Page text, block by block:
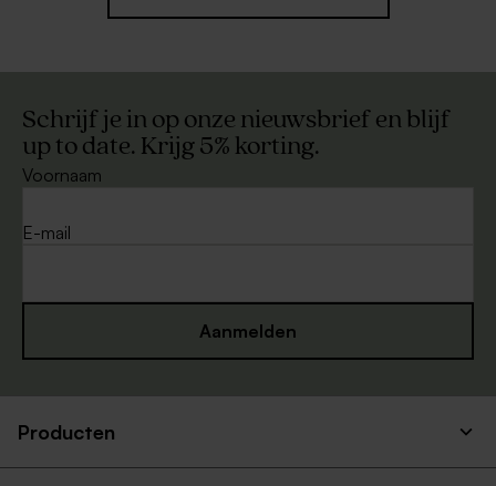
Schrijf je in op onze nieuwsbrief en blijf
up to date. Krijg 5% korting.
Voornaam
E-mail
Aanmelden
Producten